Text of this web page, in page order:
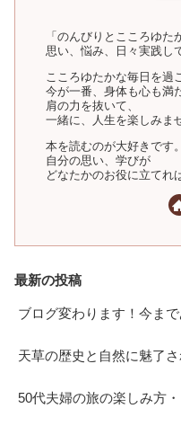
「のんびりとこころゆた
思い、悩み、日々実践し
こころゆたかな毎日を過
今が一番、身体も心も満
肩の力を抜いて、
一緒に、人生を楽しみま
本を読むのが大好きです。
自分の思い、学びが
どなたかのお役に立てれ
最新の投稿
ブログ変わります！今ま
天草の歴史と自然に魅了さ
50代夫婦の旅の楽しみ方